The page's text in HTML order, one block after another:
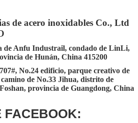
días después de conseguir el
Shenzhen, Guangzhou,
estándar del cartón de la
(el otro requisito que embala
de acero inoxidables Co., Ltd
de Anfu Industrail, condado de LinLi,
de Hunán, China 415200
No.24 edificio, parque creativo de
de No.33 Jihua, distrito de
provincia de Guangdong, China
FACEBOOK: